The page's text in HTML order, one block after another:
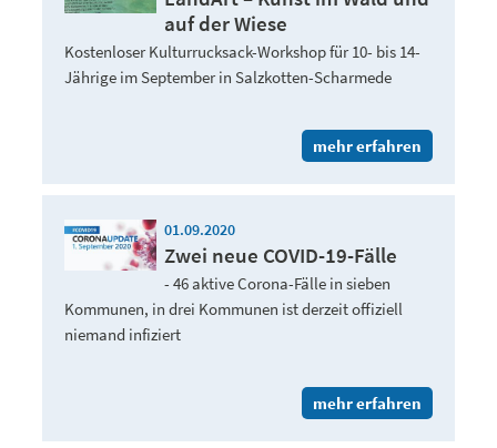
auf der Wiese
Kostenloser Kulturrucksack-Workshop für 10- bis 14-
Jährige im September in Salzkotten-Scharmede
mehr erfahren
01.09.2020
Zwei neue COVID-19-Fälle
- 46 aktive Corona-Fälle in sieben
Kommunen, in drei Kommunen ist derzeit offiziell
niemand infiziert
mehr erfahren